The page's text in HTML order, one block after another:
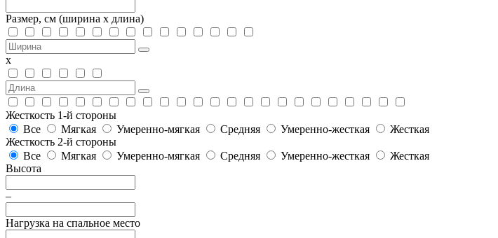
Размер, см (ширина х длина)
х
Жесткость 1-й стороны
Все
Мягкая Умеренно-мягкая Средняя Умеренно-жесткая
Жесткая
Жесткость 2-й стороны
Все
Мягкая Умеренно-мягкая Средняя Умеренно-жесткая
Жесткая
Высота
–
Нагрузка на спальное место